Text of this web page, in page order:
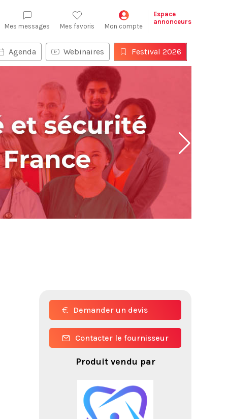
Mes messages Mes favoris Mon compte
Espace
annonceurs
Agenda Webinaires Festival 2026
Demander un devis
Contacter le fournisseur
Produit vendu par